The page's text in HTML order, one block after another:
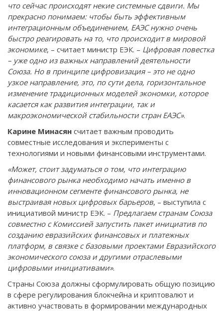
что сейчас происходят некие системные сдвиги. Мы
прекрасно понимаем: чтобы быть эффективным
интеграционным объединением, ЕАЭС нужно очень
быстро реагировать на то, что происходит в мировой
экономике, – считает министр ЕЭК. – Цифровая повестка
– уже одно из важных направлений деятельности
Союза. Но в принципе цифровизация – это не одно
узкое направление, это, по сути дела, горизонтальное
изменение традиционных моделей экономки, которое
касается как развития интеграции, так и
макроэкономической стабильности стран ЕАЭС».
Карине Минасян считает важным проводить
совместные исследования и эксперименты с
технологиями и новыми финансовыми инструментами.
«Может, стоит задуматься о том, что интеграцию
финансового рынка необходимо начать именно в
инновационном сегменте финансового рынка, не
выстраивая новых цифровых барьеров, – выступила с
инициативой министр ЕЭК. – Предлагаем странам Союза
совместно с Комиссией запустить пакет инициатив по
созданию евразийских финансовых и платежных
платформ, в связке с базовыми проектами Евразийского
экономического союза и другими отраслевыми
цифровыми инициативами».
Страны Союза должны сформулировать общую позицию
в сфере регулирования блокчейна и криптовалют и
активно участвовать в формировании международных